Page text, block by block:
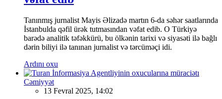
Tanınmış jurnalist Mayis Əlizadə martın 6-da səhər saatlarında
İstanbulda qəfil ürək tutmasından vəfat edib. O Türkiyə
barədə analitik təfəkkürü, bu ölkənin tarixi və siyasəti ilə bağlı
dərin biliyi ilə tanınan jurnalist və tərcüməçi idi.
Ardını oxu
Cəmiyyət
13 Fevral 2025, 14:02